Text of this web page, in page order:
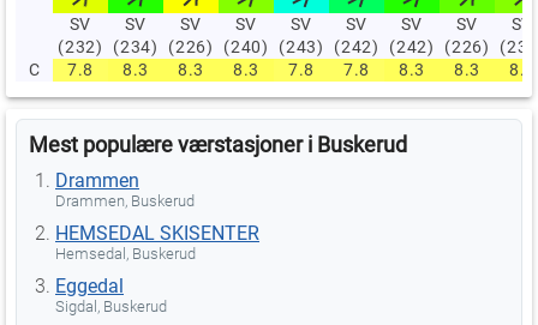
SV
(232)
SV
(234)
SV
(226)
SV
(240)
SV
(243)
SV
(242)
SV
(242)
SV
(226)
SV
C
7.8 8.3 8.3 8.3 7.8 7.8 8.3 8.3 8.3
Mest populære værstasjoner i Buskerud
Drammen
Drammen, Buskerud
HEMSEDAL SKISENTER
Hemsedal, Buskerud
Eggedal
Sigdal, Buskerud